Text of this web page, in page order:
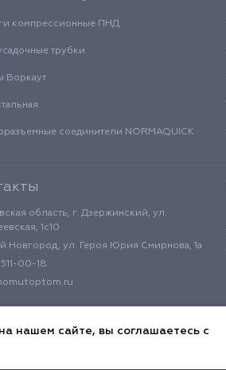
компрессионные ПНД
трубки
Воркаут
соединители NORMAQUICK
область, г. Дзержинский, ул.
1с10
Новгород, ул. Героя Юрия Смирнова, 1а
00-18
нашем сайте, вы соглашаетесь с